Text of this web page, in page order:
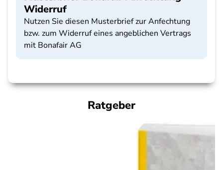
Widerruf
Nutzen Sie diesen Musterbrief zur Anfechtung
bzw. zum Widerruf eines angeblichen Vertrags
mit Bonafair AG
Ratgeber